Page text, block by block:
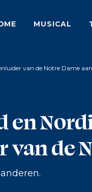
MUSICAL
van de Notre Dame aan
en
de